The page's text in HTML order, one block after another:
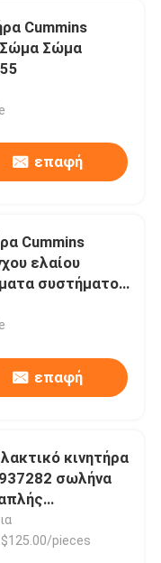
Cummins
Σώμα
επαφή
Cummins
ελαίου
συστήματος
επαφή
κινητήρα
σωλήνα
καυσίμου
Cumminspieces